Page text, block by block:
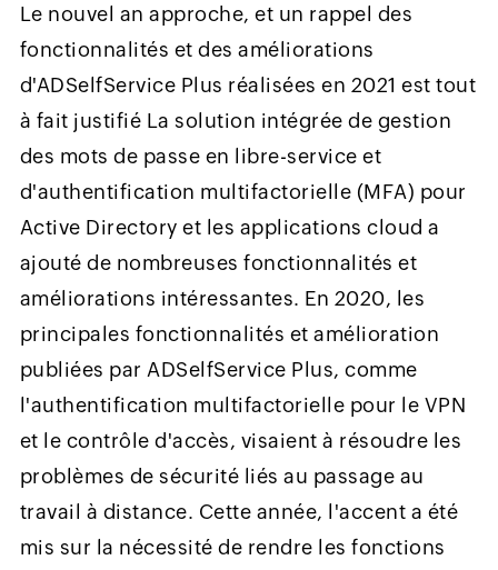
Le nouvel an approche, et un rappel des
fonctionnalités et des améliorations
d'ADSelfService Plus réalisées en 2021 est tout
à fait justifié La solution intégrée de gestion
des mots de passe en libre-service et
d'authentification multifactorielle (MFA) pour
Active Directory et les applications cloud a
ajouté de nombreuses fonctionnalités et
améliorations intéressantes. En 2020, les
principales fonctionnalités et amélioration
publiées par ADSelfService Plus, comme
l'authentification multifactorielle pour le VPN
et le contrôle d'accès, visaient à résoudre les
problèmes de sécurité liés au passage au
travail à distance. Cette année, l'accent a été
mis sur la nécessité de rendre les fonctions